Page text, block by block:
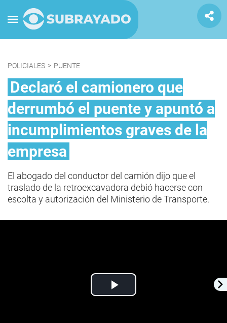
POLICIALES > PUENTE
Declaró el camionero que
derrumbó el puente y apuntó a
incumplimientos graves de la
empresa
El abogado del conductor del camión dijo que el
traslado de la retroexcavadora debió hacerse con
escolta y autorización del Ministerio de Transporte.
Play